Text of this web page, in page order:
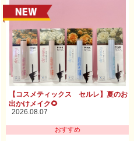
【コスメティックス セルレ】夏のお
出かけメイク🌻
2026.08.07
おすすめ